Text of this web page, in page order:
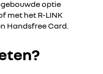
optie
met het R-LINK
Handsfree Card.